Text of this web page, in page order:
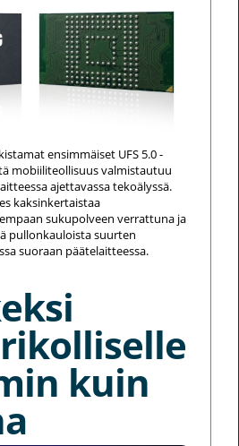
ensimmäiset UFS 5.0 -
mobiiliteollisuus valmistautuu
ajettavassa tekoälyssä.
kaksinkertaistaa
sukupolveen verrattuna ja
pullonkauloista suurten
suoraan päätelaitteessa.
kuin